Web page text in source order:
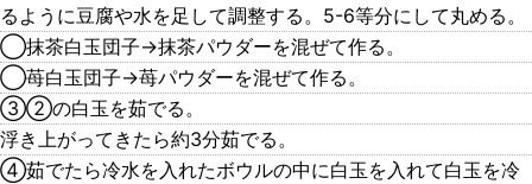
るように豆腐や水を足して調整する。5-6等分にして丸める。
◯抹茶白玉団子→抹茶パウダーを混ぜて作る。
◯苺白玉団子→苺パウダーを混ぜて作る。
③②の白玉を茹でる。
浮き上がってきたら約3分茹でる。
④茹でたら冷水を入れたボウルの中に白玉を入れて白玉を冷